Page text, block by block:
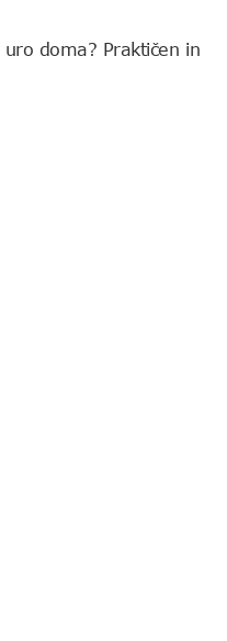
doma? Praktičen in